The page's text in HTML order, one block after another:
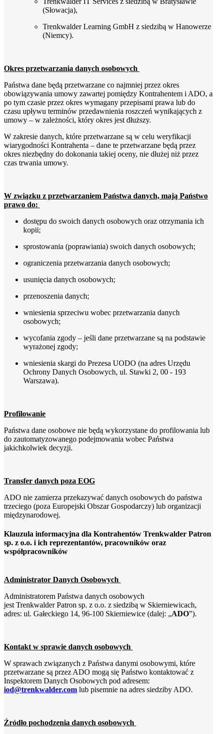
(Słowacja),
Trenkwalder Learning GmbH z siedzibą w Hanowerze
(Niemcy).
Okres przetwarzania danych osobowych
Państwa dane będą przetwarzane co najmniej przez okres
obowiązywania umowy zawartej pomiędzy Kontrahentem i ADO, a
po tym czasie przez okres wymagany przepisami prawa lub do
czasu upływu terminów przedawnienia roszczeń wynikających z
umowy – w zależności, który okres jest dłuższy.
W zakresie danych, które przetwarzane są w celu weryfikacji
wiarygodności Kontrahenta – dane te przetwarzane będą przez
okres niezbędny do dokonania takiej oceny, nie dłużej niż przez
czas trwania umowy.
W związku z przetwarzaniem Państwa danych, mają Państwo
prawo do:
dostępu do swoich danych osobowych oraz otrzymania ich
kopii;
sprostowania (poprawiania) swoich danych osobowych;
ograniczenia przetwarzania danych osobowych;
usunięcia danych osobowych;
przenoszenia danych;
wniesienia sprzeciwu wobec przetwarzania danych
osobowych;
wycofania zgody – jeśli dane przetwarzane są na podstawie
wyrażonej zgody;
wniesienia skargi do Prezesa UODO (na adres Urzędu
Ochrony Danych Osobowych, ul. Stawki 2, 00 - 193
Warszawa).
Profilowanie
Państwa dane osobowe nie będą wykorzystane do profilowania lub
do zautomatyzowanego podejmowania wobec Państwa
jakichkolwiek decyzji.
Transfer danych poza EOG
ADO nie zamierza przekazywać danych osobowych do państwa
trzeciego (poza Europejski Obszar Gospodarczy) lub organizacji
międzynarodowej.
Klauzula informacyjna dla Kontrahentów Trenkwalder Patron
sp. z o.o. i ich reprezentantów, pracowników oraz
współpracowników
Administrator Danych Osobowych
Administratorem Państwa danych osobowych
jest Trenkwalder Patron sp. z o.o. z siedzibą w Skierniewicach,
adres: ul. Gałeckiego 14, 96-100 Skierniewice (dalej: „ADO”).
Kontakt w sprawie danych osobowych
W sprawach związanych z Państwa danymi osobowymi, które
przetwarzane są przez ADO mogą się Państwo kontaktować z
Inspektorem Danych Osobowych pod adresem:
iod@trenkwalder.com lub pisemnie na adres siedziby ADO.
Źródło pochodzenia danych osobowych